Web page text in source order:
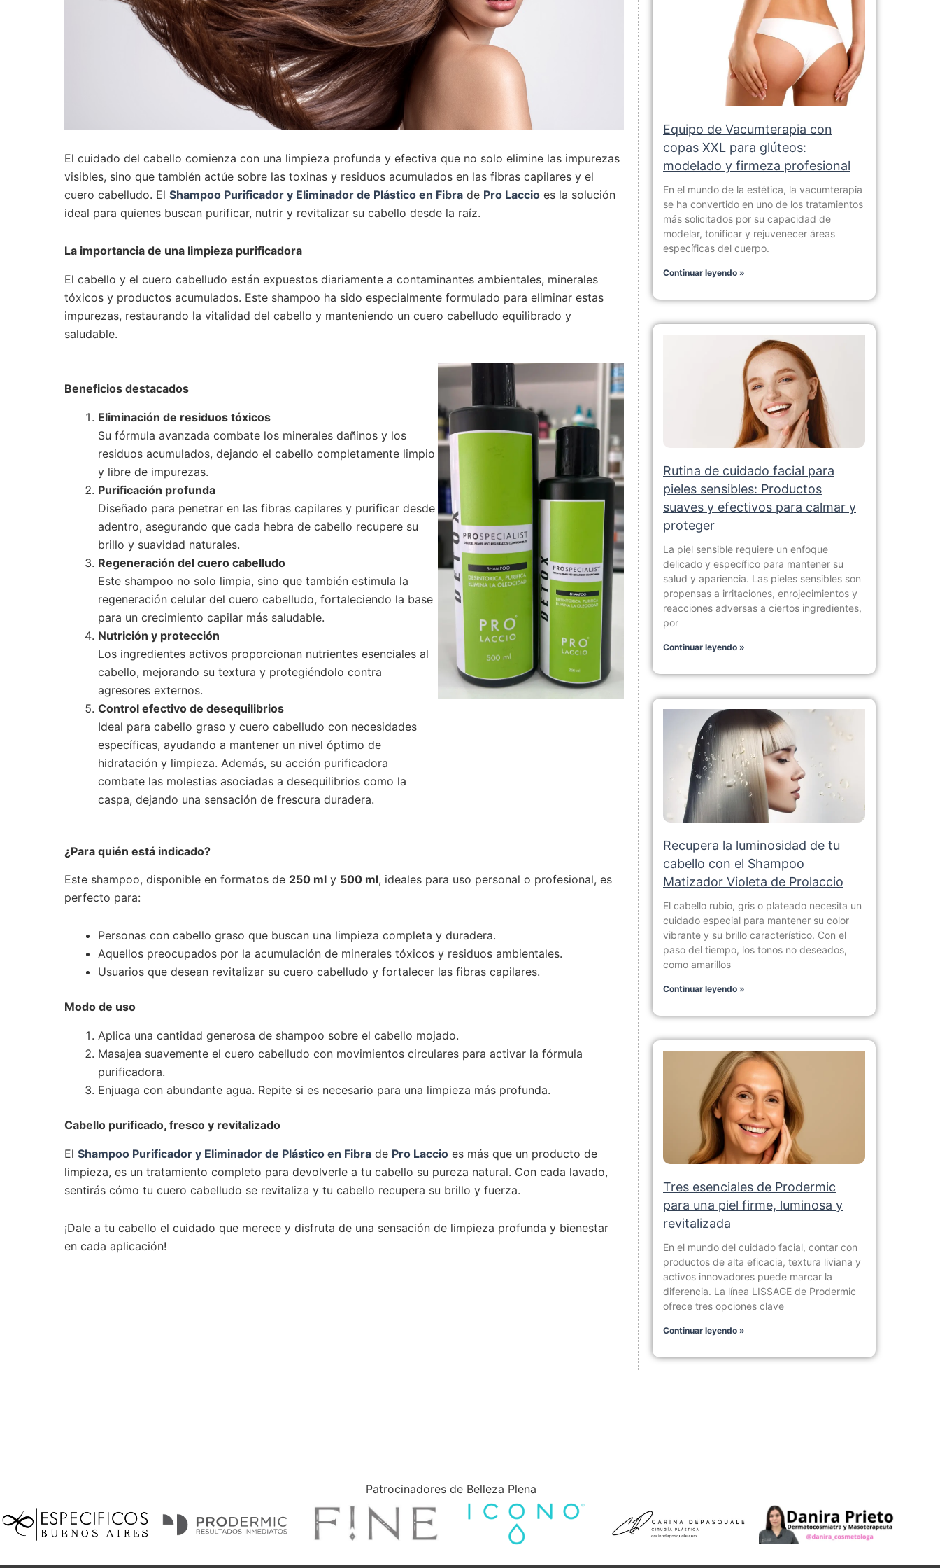
El cuidado del cabello comienza con una limpieza profunda y efectiva que no solo elimine las impurezas
visibles, sino que también actúe sobre las toxinas y residuos acumulados en las fibras capilares y el
cuero cabelludo. El Shampoo Purificador y Eliminador de Plástico en Fibra de Pro Laccio es la solución
ideal para quienes buscan purificar, nutrir y revitalizar su cabello desde la raíz.
La importancia de una limpieza purificadora
El cabello y el cuero cabelludo están expuestos diariamente a contaminantes ambientales, minerales
tóxicos y productos acumulados. Este shampoo ha sido especialmente formulado para eliminar estas
impurezas, restaurando la vitalidad del cabello y manteniendo un cuero cabelludo equilibrado y
saludable.
Beneficios destacados
Eliminación de residuos tóxicos
Su fórmula avanzada combate los minerales dañinos y los
residuos acumulados, dejando el cabello completamente limpio
y libre de impurezas.
Purificación profunda
Diseñado para penetrar en las fibras capilares y purificar desde
adentro, asegurando que cada hebra de cabello recupere su
brillo y suavidad naturales.
Regeneración del cuero cabelludo
Este shampoo no solo limpia, sino que también estimula la
regeneración celular del cuero cabelludo, fortaleciendo la base
para un crecimiento capilar más saludable.
Nutrición y protección
Los ingredientes activos proporcionan nutrientes esenciales al
cabello, mejorando su textura y protegiéndolo contra
agresores externos.
Control efectivo de desequilibrios
Ideal para cabello graso y cuero cabelludo con necesidades
específicas, ayudando a mantener un nivel óptimo de
hidratación y limpieza. Además, su acción purificadora
combate las molestias asociadas a desequilibrios como la
caspa, dejando una sensación de frescura duradera.
¿Para quién está indicado?
Este shampoo, disponible en formatos de 250 ml y 500 ml, ideales para uso personal o profesional, es
perfecto para:
Personas con cabello graso que buscan una limpieza completa y duradera.
Aquellos preocupados por la acumulación de minerales tóxicos y residuos ambientales.
Usuarios que desean revitalizar su cuero cabelludo y fortalecer las fibras capilares.
Modo de uso
Aplica una cantidad generosa de shampoo sobre el cabello mojado.
Masajea suavemente el cuero cabelludo con movimientos circulares para activar la fórmula
purificadora.
Enjuaga con abundante agua. Repite si es necesario para una limpieza más profunda.
Cabello purificado, fresco y revitalizado
El Shampoo Purificador y Eliminador de Plástico en Fibra de Pro Laccio es más que un producto de
limpieza, es un tratamiento completo para devolverle a tu cabello su pureza natural. Con cada lavado,
sentirás cómo tu cuero cabelludo se revitaliza y tu cabello recupera su brillo y fuerza.
¡Dale a tu cabello el cuidado que merece y disfruta de una sensación de limpieza profunda y bienestar
en cada aplicación!
Equipo de Vacumterapia con
copas XXL para glúteos:
modelado y firmeza profesional
En el mundo de la estética, la vacumterapia
se ha convertido en uno de los tratamientos
más solicitados por su capacidad de
modelar, tonificar y rejuvenecer áreas
específicas del cuerpo.
Continuar leyendo »
Rutina de cuidado facial para
pieles sensibles: Productos
suaves y efectivos para calmar y
proteger
La piel sensible requiere un enfoque
delicado y específico para mantener su
salud y apariencia. Las pieles sensibles son
propensas a irritaciones, enrojecimientos y
reacciones adversas a ciertos ingredientes,
por
Continuar leyendo »
Recupera la luminosidad de tu
cabello con el Shampoo
Matizador Violeta de Prolaccio
El cabello rubio, gris o plateado necesita un
cuidado especial para mantener su color
vibrante y su brillo característico. Con el
paso del tiempo, los tonos no deseados,
como amarillos
Continuar leyendo »
Tres esenciales de Prodermic
para una piel firme, luminosa y
revitalizada
En el mundo del cuidado facial, contar con
productos de alta eficacia, textura liviana y
activos innovadores puede marcar la
diferencia. La línea LISSAGE de Prodermic
ofrece tres opciones clave
Continuar leyendo »
Patrocinadores de Belleza Plena